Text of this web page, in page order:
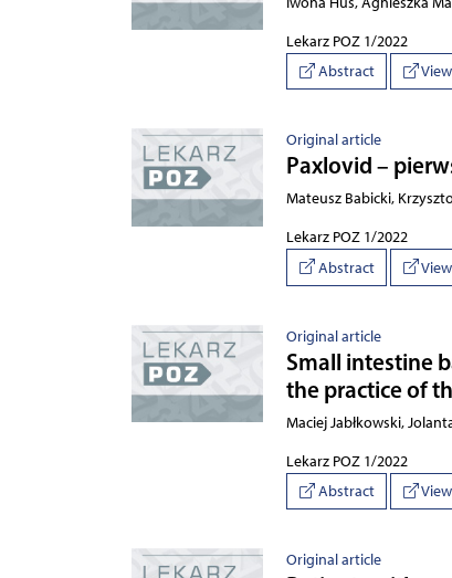
Lekarz POZ 1/2022
Abstract
Original article
Paxlovid –
Mateusz Babicki,
Lekarz POZ 1/2022
Abstract
Original article
Small intestine
the practice of
Maciej Jabłkowski,
Lekarz POZ 1/2022
Abstract
Original article